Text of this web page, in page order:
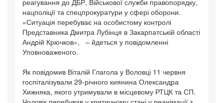
нацполіції та спецпрокуратури у сфері оборони.
«Ситуація перебуває на особистому контролі
Представника Дмитра Лубінця в Закарпатській області
Андрій Крючков», – йдеться у повідомленні
Уповноваженого.
Як повідомив Віталій Глагола у Воловці 11 червня
госпіталізували 29-річного киянина Олександра
Хижняка, якого утримували в місцевому РТЦК та СП.